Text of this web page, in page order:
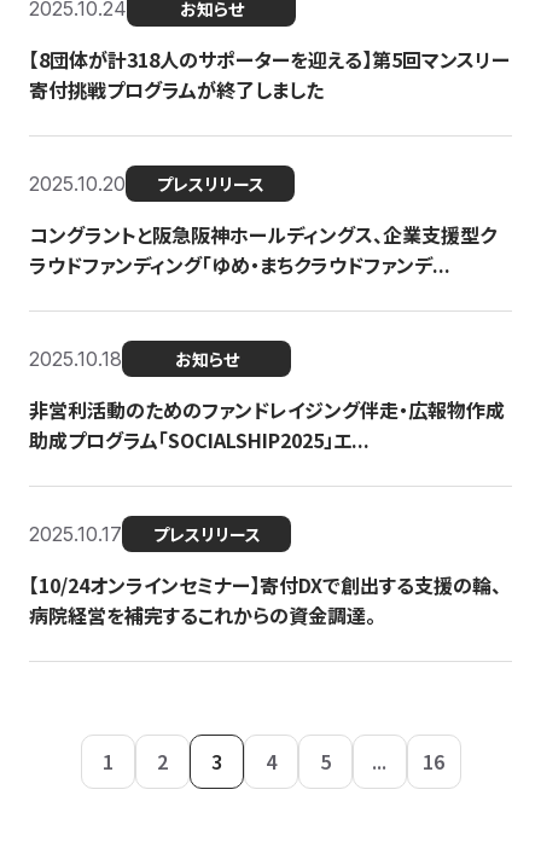
2025.10.24 お知らせ
【8団体が計318人のサポーターを迎える】​​第5回マンスリー
寄付挑戦プログラムが終了しました
2025.10.20 プレスリリース
コングラントと阪急阪神ホールディングス、企業支援型ク
ラウドファンディング「ゆめ・まちクラウドファンデ...
2025.10.18 お知らせ
非営利活動のためのファンドレイジング伴走・広報物作成
助成プログラム「SOCIALSHIP2025」エ...
2025.10.17 プレスリリース
【10/24オンラインセミナー】寄付DXで創出する支援の輪、
病院経営を補完するこれからの資金調達。
1 2 3 4 5 ... 16